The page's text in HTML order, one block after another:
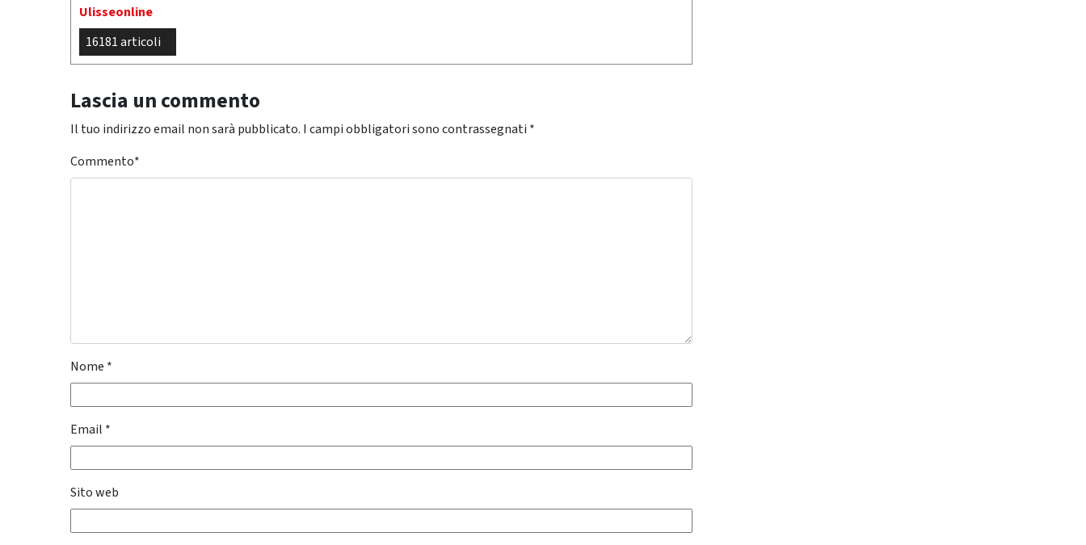
Ulisseonline
16181 articoli
Lascia un commento
Il tuo indirizzo email non sarà pubblicato. I campi obbligatori sono contrassegnati *
Commento*
Nome *
Email *
Sito web